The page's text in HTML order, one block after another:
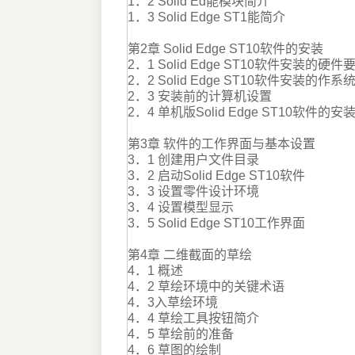
1．3 Solid Edge ST1能简介
第2章 Solid Edge ST10软件的安装
2．1 Solid Edge ST10软件安装的硬件
2．2 Solid Edge ST10软件安装的作系
2．3 安装前的计算机设置
2．4 单机版Solid Edge ST10软件的安装
第3章 软件的工作界面与基本设置
3．1 创建用户文件目录
3．2 启动Solid Edge ST10软件
3．3 设置零件设计环境
3．4 设置模型显示
3．5 Solid Edge ST10工作界面
第4章 二维截面的草绘
4．1 概述
4．2 草绘环境中的关键术语
4．3入草绘环境
4．4 草绘工具按钮简介
4．5 草绘前的准备
4．6 草图的绘制